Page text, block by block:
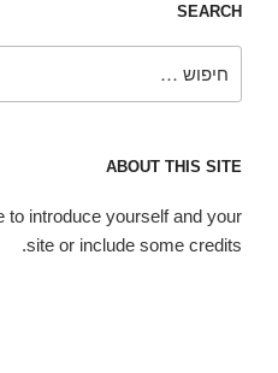
SEARCH
ABOUT THIS SITE
to introduce yourself and your
site or include some credits.